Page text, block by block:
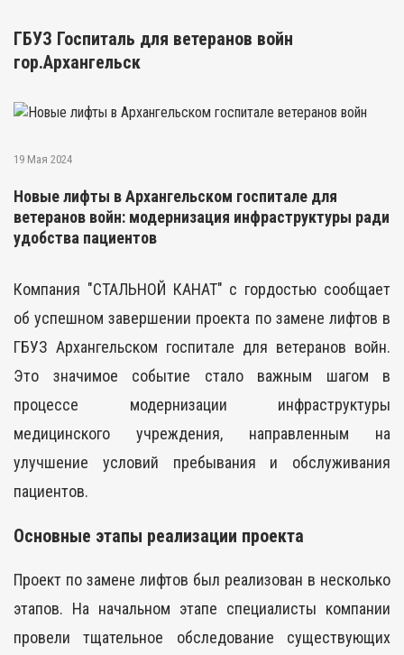
ГБУЗ Госпиталь для ветеранов войн
гор.Архангельск
19 Мая 2024
Новые лифты в Архангельском госпитале для
ветеранов войн: модернизация инфраструктуры ради
удобства пациентов
Компания "СТАЛЬНОЙ КАНАТ" с гордостью сообщает
об успешном завершении проекта по замене лифтов в
ГБУЗ Архангельском госпитале для ветеранов войн.
Это значимое событие стало важным шагом в
процессе модернизации инфраструктуры
медицинского учреждения, направленным на
улучшение условий пребывания и обслуживания
пациентов.
Основные этапы реализации проекта
Проект по замене лифтов был реализован в несколько
этапов. На начальном этапе специалисты компании
провели тщательное обследование существующих